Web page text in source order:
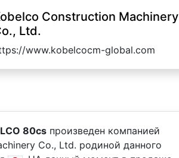
Construction Machinery
Ltd.
www.kobelcocm-global.com
80cs произведен компанией
Co., Ltd. родиной данного